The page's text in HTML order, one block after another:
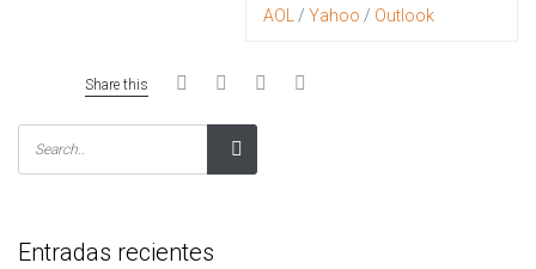
AOL
/Yahoo / Outlook
Share this
Entradas recientes